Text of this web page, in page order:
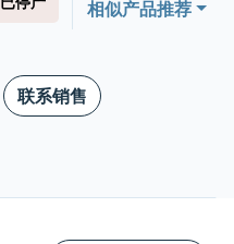
相似产品推荐
联系销售